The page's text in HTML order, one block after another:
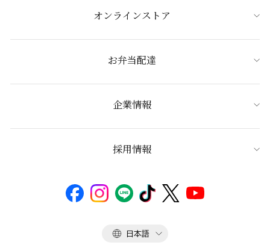
オンラインストア
お弁当配達
企業情報
採用情報
言
日本語